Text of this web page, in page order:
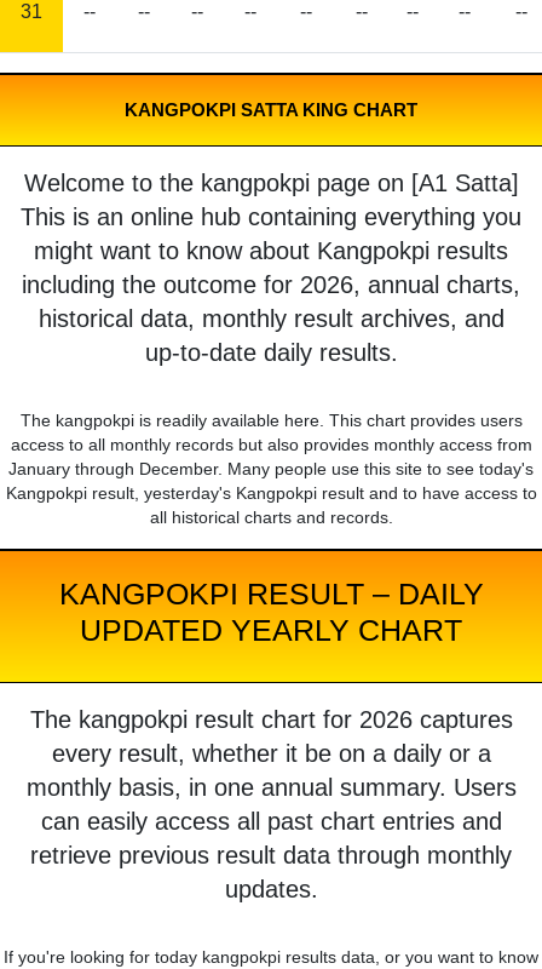
31 -- -- -- -- -- -- -- -- --
KANGPOKPI SATTA KING CHART
Welcome to the kangpokpi page on [A1 Satta]
This is an online hub containing everything you
might want to know about Kangpokpi results
including the outcome for 2026, annual charts,
historical data, monthly result archives, and
up-to-date daily results.
The kangpokpi is readily available here. This chart provides users
access to all monthly records but also provides monthly access from
January through December. Many people use this site to see today's
Kangpokpi result, yesterday's Kangpokpi result and to have access to
all historical charts and records.
KANGPOKPI RESULT – DAILY
UPDATED YEARLY CHART
The kangpokpi result chart for 2026 captures
every result, whether it be on a daily or a
monthly basis, in one annual summary. Users
can easily access all past chart entries and
retrieve previous result data through monthly
updates.
If you're looking for today kangpokpi results data, or you want to know